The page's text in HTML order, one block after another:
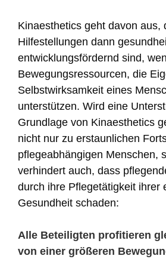
Kinaesthetics geht davon aus,
Hilfestellungen dann
entwicklungsfördernd sind,
Bewegungsressourcen, die
Selbstwirksamkeit eines
unterstützen. Wird eine
Grundlage von Kinaesthetics
nicht nur zu erstaunlichen
pflegeabhängigen Menschen,
verhindert auch, dass
durch ihre Pflegetätigkeit ihrer
Gesundheit schaden:
Alle Beteiligten profitieren
von einer größeren